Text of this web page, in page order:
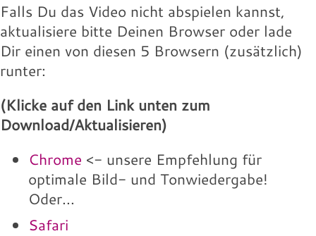
Falls Du das Video nicht abspielen kannst,
aktualisiere bitte Deinen Browser oder lade
Dir einen von diesen 5 Browsern (zusätzlich)
runter:
(Klicke auf den Link unten zum
Download/Aktualisieren)
Chrome <- unsere Empfehlung für
optimale Bild- und Tonwiedergabe!
Oder...
Safari